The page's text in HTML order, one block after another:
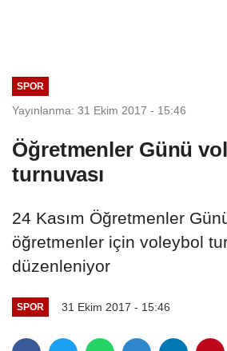
SPOR
Yayınlanma: 31 Ekim 2017 - 15:46
Öğretmenler Günü
turnuvası
24 Kasım Öğretmenler
öğretmenler için voleybol
düzenleniyor
SPOR 31 Ekim 2017 - 15:46